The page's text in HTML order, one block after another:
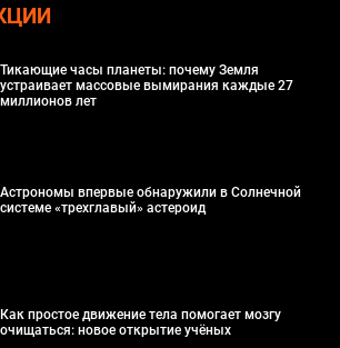
Тикающие часы планеты: почему Земля
устраивает массовые вымирания каждые 27
миллионов лет
Астрономы впервые обнаружили в Солнечной
системе «трехглавый» астероид
Как простое движение тела помогает мозгу
очищаться: новое открытие учёных